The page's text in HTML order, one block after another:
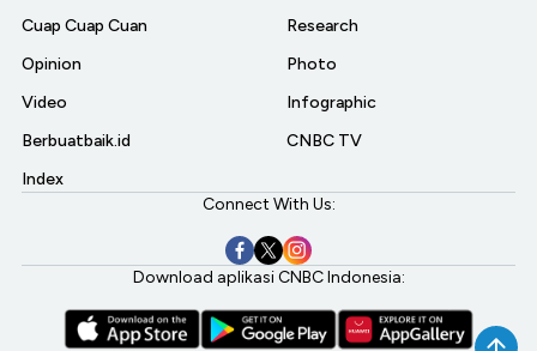
Cuap Cuap Cuan
Opinion
Video
Berbuatbaik.id
Index
Research
Photo
Infographic
CNBC TV
Connect With Us:
Download aplikasi CNBC Indonesia: